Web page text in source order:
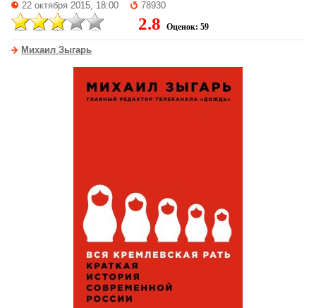
22 октября 2015, 18:00 78930
2.8 Оценок: 59
Михаил Зыгарь